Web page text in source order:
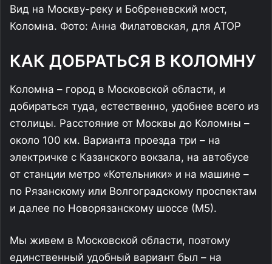
Вид на Москву-реку и Бобреневский мост,
Коломна. Фото: Анна Филатовская, для АТОР
КАК ДОБРАТЬСЯ В КОЛОМНУ
Коломна – город в Московской области, и
добираться туда, естественно, удобнее всего из
столицы. Расстояние от Москвы до Коломны –
около 100 км. Варианта проезда три – на
электричке с Казанского вокзала, на автобусе
от станции метро «Котельники» и на машине –
по Рязанскому или Волгоградскому проспектам
и далее по Новорязанскому шоссе (М5).
Мы живем в Московской области, поэтому
единственный удобный вариант был – на